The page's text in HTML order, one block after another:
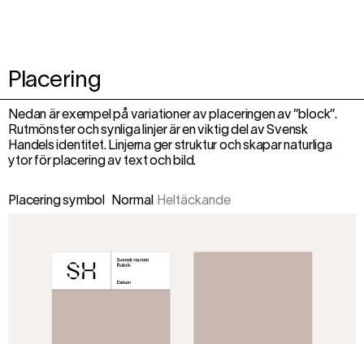
Placering
Nedan är exempel på variationer av placeringen av ”block”.
Rutmönster och synliga linjer är en viktig del av Svensk
Handels identitet. Linjerna ger struktur och skapar naturliga
ytor för placering av text och bild.
Placering symbol Normal Heltäckande